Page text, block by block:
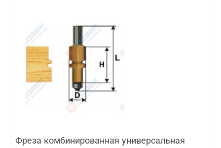
Фреза комбинированная универсальная